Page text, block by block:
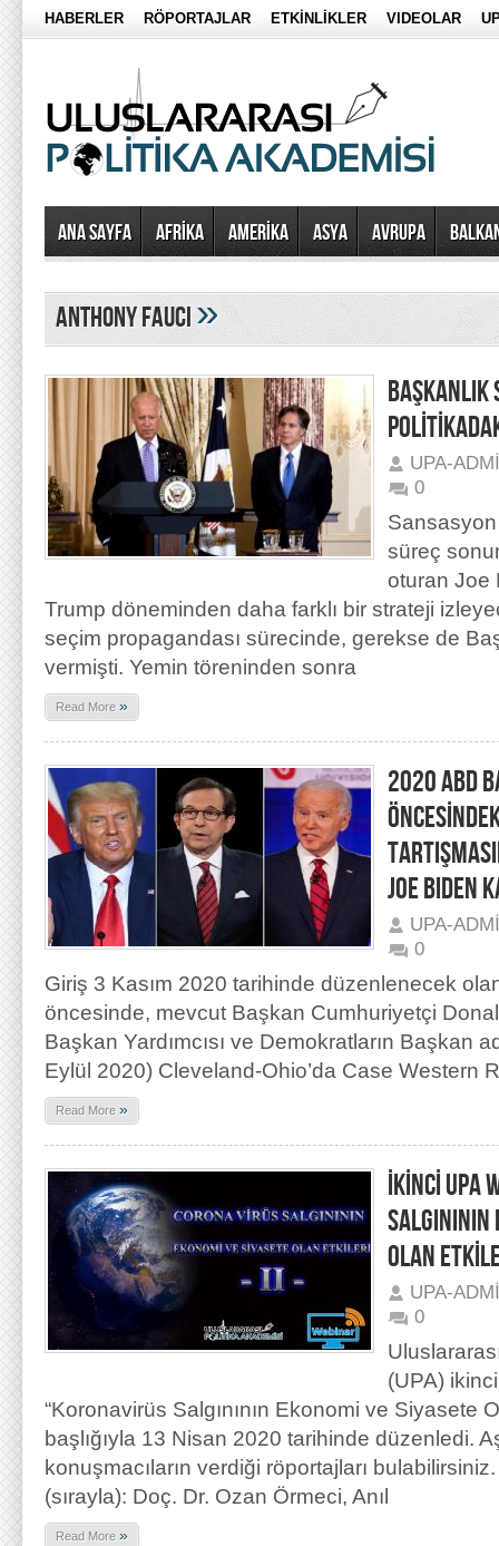
HABERLER RÖPORTAJLAR ETKİNLİKLER VIDEOLAR
Ana Sayfa AFRİKA AMERİKA ASYA AVRUPA
anthony fauci»
BAŞKANLIK
UPA-
0
süreç
oturan Joe
Trump döneminden daha farklı bir strateji
seçim propagandası sürecinde, gerekse de
vermişti. Yemin töreninden sonra
Read More »
2020 ABD
JOE BIDEN
UPA-
0
Giriş 3 Kasım 2020 tarihinde düzenlenecek
öncesinde, mevcut Başkan Cumhuriyetçi
Başkan Yardımcısı ve Demokratların Başkan
Eylül 2020) Cleveland-Ohio’da Case Western
Read More »
İKİNCİ UPA
SALGINININ
OLAN
UPA-
0
(UPA) ikinci
“Koronavirüs Salgınının Ekonomi ve Siyasete
başlığıyla 13 Nisan 2020 tarihinde düzenledi.
konuşmacıların verdiği röportajları
(sırayla): Doç. Dr. Ozan Örmeci, Anıl
Read More »